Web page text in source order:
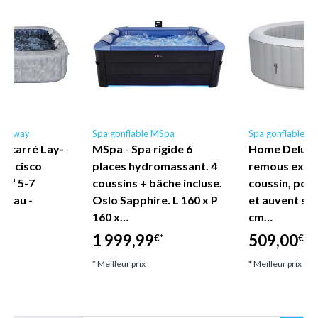
carré Lay-
5-7
-
Spa gonflable MSpa
MSpa - Spa rigide 6
places hydromassant. 4
coussins + bâche incluse.
Oslo Sapphire. L 160 x P
160 x…
1 999,99€*
* Meilleur prix
Spa gonflable
Home
remous
coussin,
et auvent
cm…
509,00€*
* Meilleur prix